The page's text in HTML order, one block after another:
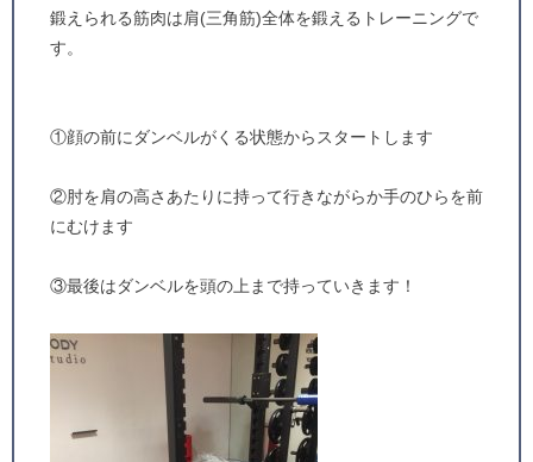
鍛えられる筋肉は肩(三角筋)全体を鍛えるトレーニングで
す。
①顔の前にダンベルがくる状態からスタートします
②肘を肩の高さあたりに持って行きながらか手のひらを前
にむけます
③最後はダンベルを頭の上まで持っていきます！